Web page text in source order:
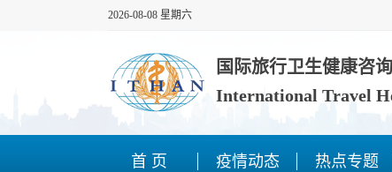
2026-08-08 星期六
国际旅行卫生健康咨
International Travel
首 页 疫情动态 热点专题